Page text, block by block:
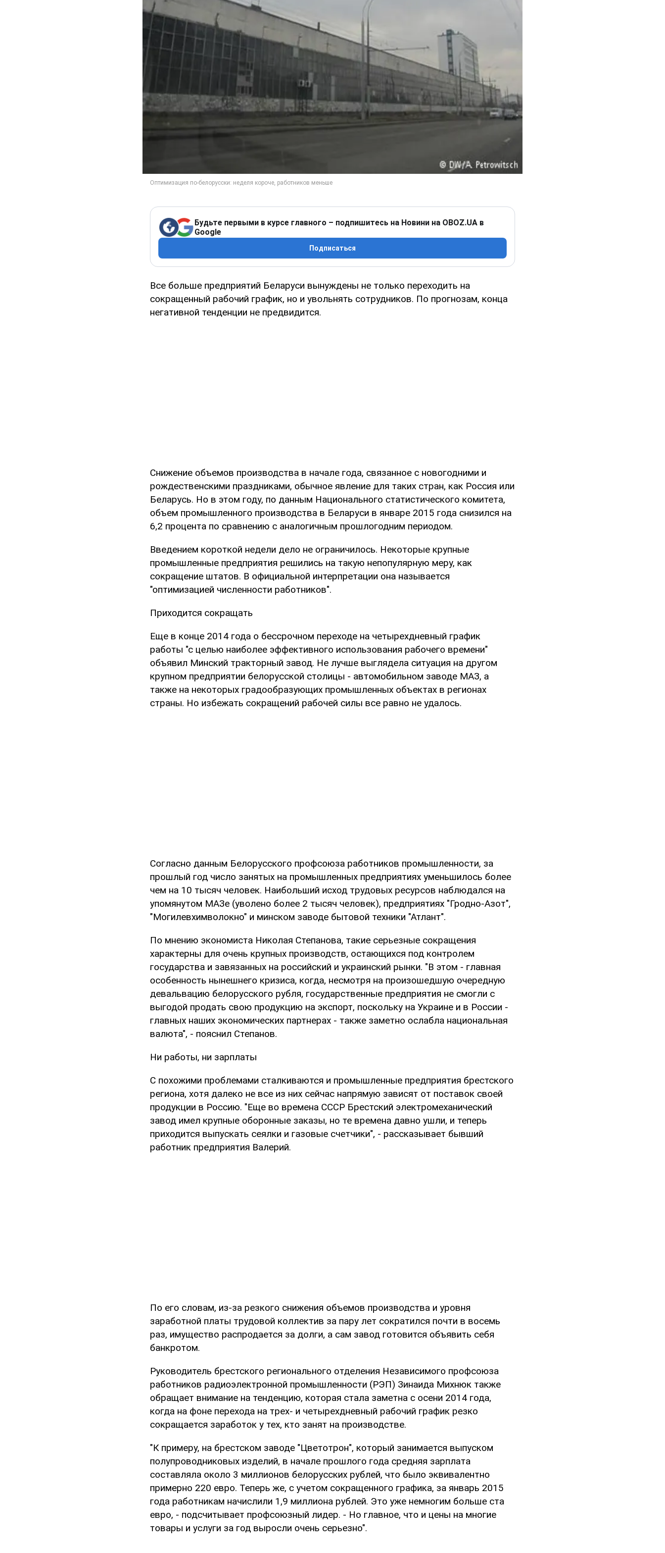
Будьте первыми в курсе главного – подпишитесь на Новини на OBOZ.UA в
Google
Подписаться
Все больше предприятий Беларуси вынуждены не только переходить на
сокращенный рабочий график, но и увольнять сотрудников. По прогнозам, конца
негативной тенденции не предвидится.
Снижение объемов производства в начале года, связанное с новогодними и
рождественскими праздниками, обычное явление для таких стран, как Россия или
Беларусь. Но в этом году, по данным Национального статистического комитета,
объем промышленного производства в Беларуси в январе 2015 года снизился на
6,2 процента по сравнению с аналогичным прошлогодним периодом.
Введением короткой недели дело не ограничилось. Некоторые крупные
промышленные предприятия решились на такую непопулярную меру, как
сокращение штатов. В официальной интерпретации она называется
"оптимизацией численности работников".
Приходится сокращать
Еще в конце 2014 года о бессрочном переходе на четырехдневный график
работы "с целью наиболее эффективного использования рабочего времени"
объявил Минский тракторный завод. Не лучше выглядела ситуация на другом
крупном предприятии белорусской столицы - автомобильном заводе МАЗ, а
также на некоторых градообразующих промышленных объектах в регионах
страны. Но избежать сокращений рабочей силы все равно не удалось.
Согласно данным Белорусского профсоюза работников промышленности, за
прошлый год число занятых на промышленных предприятиях уменьшилось более
чем на 10 тысяч человек. Наибольший исход трудовых ресурсов наблюдался на
упомянутом МАЗе (уволено более 2 тысяч человек), предприятиях "Гродно-Азот",
"Могилевхимволокно" и минском заводе бытовой техники "Атлант".
По мнению экономиста Николая Степанова, такие серьезные сокращения
характерны для очень крупных производств, остающихся под контролем
государства и завязанных на российский и украинский рынки. "В этом - главная
особенность нынешнего кризиса, когда, несмотря на произошедшую очередную
девальвацию белорусского рубля, государственные предприятия не смогли с
выгодой продать свою продукцию на экспорт, поскольку на Украине и в России -
главных наших экономических партнерах - также заметно ослабла национальная
валюта", - пояснил Степанов.
Ни работы, ни зарплаты
С похожими проблемами сталкиваются и промышленные предприятия брестского
региона, хотя далеко не все из них сейчас напрямую зависят от поставок своей
продукции в Россию. "Еще во времена СССР Брестский электромеханический
завод имел крупные оборонные заказы, но те времена давно ушли, и теперь
приходится выпускать сеялки и газовые счетчики", - рассказывает бывший
работник предприятия Валерий.
По его словам, из-за резкого снижения объемов производства и уровня
заработной платы трудовой коллектив за пару лет сократился почти в восемь
раз, имущество распродается за долги, а сам завод готовится объявить себя
банкротом.
Руководитель брестского регионального отделения Независимого профсоюза
работников радиоэлектронной промышленности (РЭП) Зинаида Михнюк также
обращает внимание на тенденцию, которая стала заметна с осени 2014 года,
когда на фоне перехода на трех- и четырехдневный рабочий график резко
сокращается заработок у тех, кто занят на производстве.
"К примеру, на брестском заводе "Цветотрон", который занимается выпуском
полупроводниковых изделий, в начале прошлого года средняя зарплата
составляла около 3 миллионов белорусских рублей, что было эквивалентно
примерно 220 евро. Теперь же, с учетом сокращенного графика, за январь 2015
года работникам начислили 1,9 миллиона рублей. Это уже немногим больше ста
евро, - подсчитывает профсоюзный лидер. - Но главное, что и цены на многие
товары и услуги за год выросли очень серьезно".